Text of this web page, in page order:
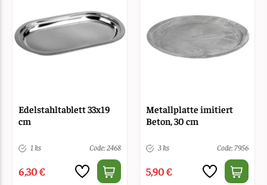
Edelstahltablett 33x19
cm
1 ks Code: 2468
6,30 €
Metallplatte imitiert
Beton, 30 cm
3 ks Code: 7956
5,90 €